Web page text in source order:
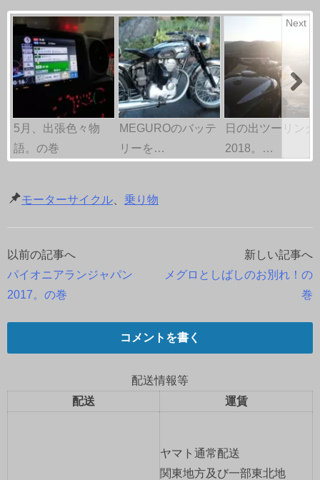
5月、出張色々物
語。の巻
MEGUROのバッテ
リーを…
日の出ツーリング
2018。…
Next
モーターサイクル 乗り物
投
稿
ナ
ビ
ー
以前の記事へ
パイオニアランジャパン
2017。の巻
新しい記事へ
メグロとしばしのお別れ！の
巻
コメントを書く
配送情報等
配送
運賃
ヤマト通常配送
関東地方及び一部東北地